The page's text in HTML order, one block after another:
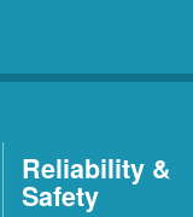
Reliability &
Safety